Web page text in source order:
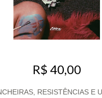
R$ 40,00
RESISTÊNCIAS E